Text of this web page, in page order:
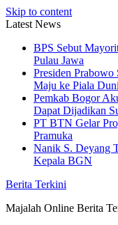
Skip to content
Latest News
BPS Sebut
Pulau Jawa
Presiden
Maju ke Piala
Pemkab Bogor
Dapat Dijadikan
PT BTN Gelar
Pramuka
Nanik S. Deyang
Kepala BGN
Berita Terkini
Majalah Online Berita